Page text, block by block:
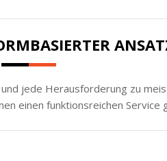
jede Herausforderung zu
einen funktionsreichen